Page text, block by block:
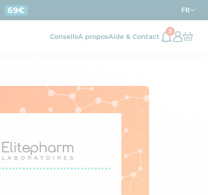
69€ d’achat en France métropolitaine FR
ConseilsÀ proposAide & Contact
3